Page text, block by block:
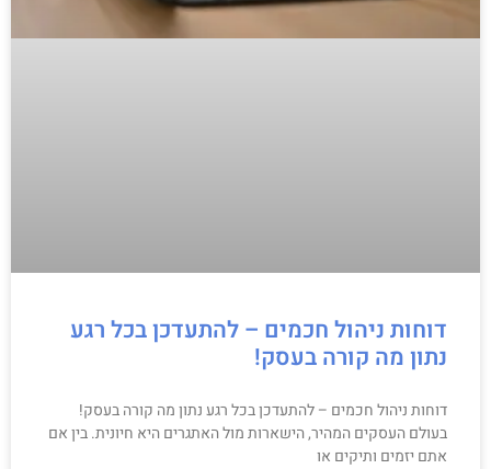
דוחות ניהול חכמים – להתעדכן בכל רגע
נתון מה קורה בעסק!
דוחות ניהול חכמים – להתעדכן בכל רגע נתון מה קורה בעסק!
בעולם העסקים המהיר, הישארות מול האתגרים היא חיונית. בין אם
אתם יזמים ותיקים או